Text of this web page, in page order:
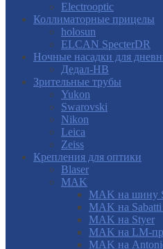
Electrooptic
Коллиматорные прицелы
holosun
ELCAN SpecterDR
Ночные насадки для
Дедал-НВ
Зрительные трубы
Yukon
Swarovski
Nikon
Leica
Zeiss
Крепления для оптики
Blaser
MAK
MAK на шину
MAK на
MAK на Styer
MAK на LM-
MAK на